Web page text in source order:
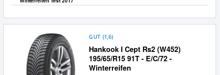
Hankook I Cept Rs2 (W452)
195/65/R15 91T - E/C/72 -
Winterreifen
GUT (1,6)